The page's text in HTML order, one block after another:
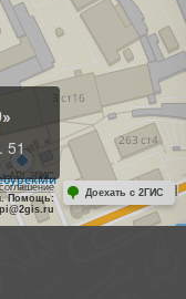
51
API 2ГИС
Помощь:
Доехать с 2ГИС